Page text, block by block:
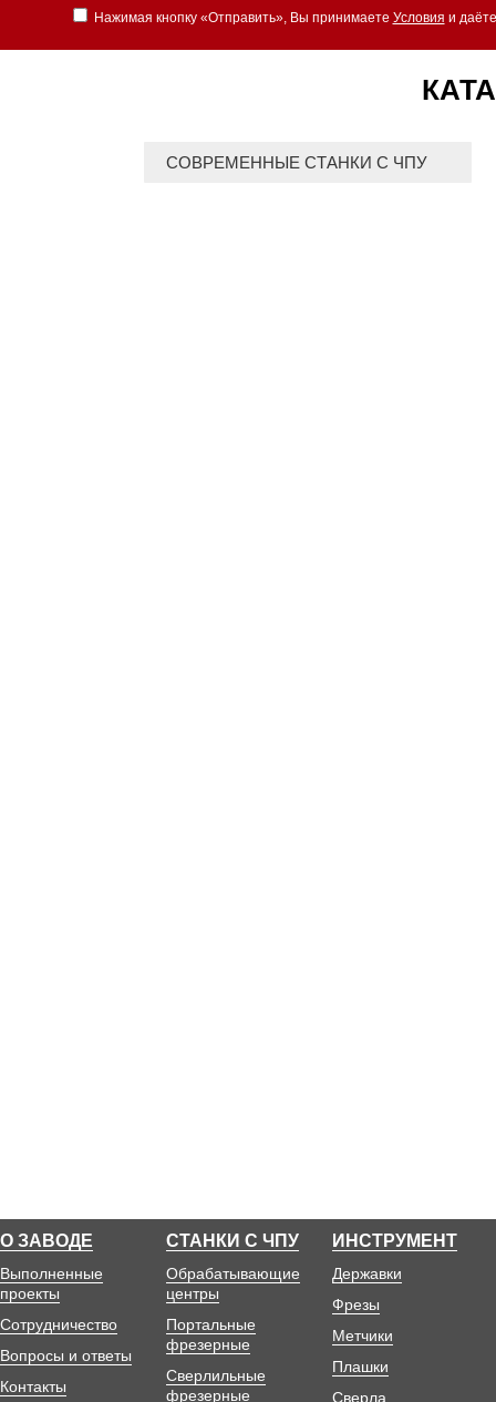
Нажимая кнопку «Отправить», Вы принимаете Условия и
СОВРЕМЕННЫЕ СТАНКИ С ЧПУ
О ЗАВОДЕ
Выполненные
проекты
Сотрудничество
Вопросы и ответы
Контакты
СТАНКИ С ЧПУ
Обрабатывающие
центры
Портальные
фрезерные
Сверлильные
фрезерные
ИНСТРУМЕНТ
Державки
Фрезы
Метчики
Плашки
Сверла